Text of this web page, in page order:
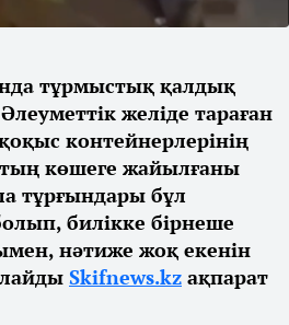
тұрмыстық қалдық
желіде тараған
контейнерлерінің
көшеге жайылғаны
тұрғындары бұл
билікке бірнеше
нәтиже жоқ екенін
Skifnews.kz ақпарат